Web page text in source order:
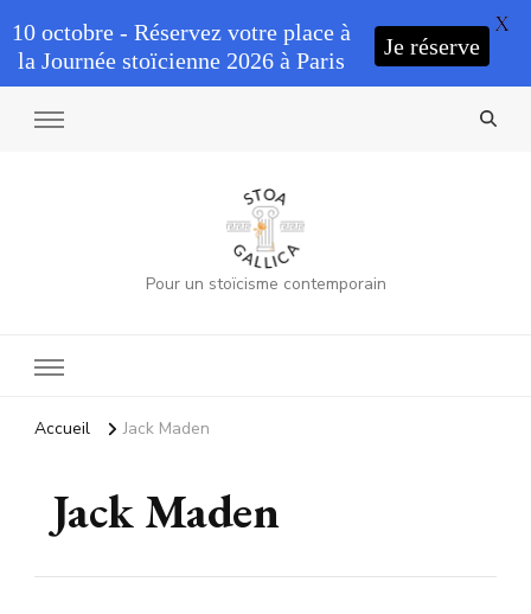
Pour un stoïcisme contemporain
Accueil Jack Maden
Jack Maden
10 octobre - Réservez votre place à
la Journée stoïcienne 2026 à Paris
Je réserve
X